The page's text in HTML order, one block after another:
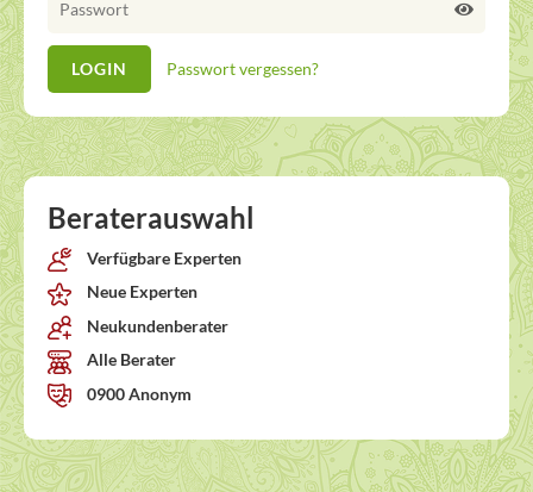
Passwort vergessen?
Beraterauswahl
Verfügbare Experten
Neue Experten
Neukundenberater
Alle Berater
0900 Anonym